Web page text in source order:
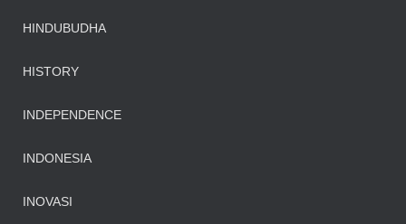
HINDUBUDHA
HISTORY
INDEPENDENCE
INDONESIA
INOVASI